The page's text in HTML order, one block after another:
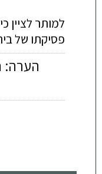
למותר לציין
פסיקתו של
הערה: